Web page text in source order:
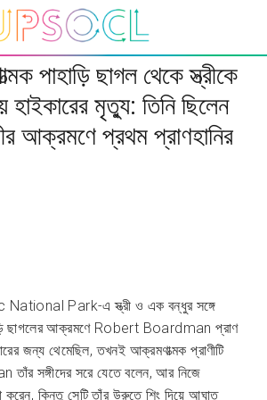
পাহাড়ি ছাগল থেকে স্ত্রীকে
হাইকারের মৃত্যু: তিনি ছিলেন
আক্রমণে প্রথম প্রাণহানির
Park-এ স্ত্রী ও এক বন্ধুর সঙ্গে
ছাগলের আক্রমণে Robert Boardman প্রাণ
জন্য থেমেছিল, তখনই আক্রমণাত্মক প্রাণীটি
সঙ্গীদের সরে যেতে বলেন, আর নিজে
করেন, কিন্তু সেটি তাঁর উরুতে শিং দিয়ে আঘাত